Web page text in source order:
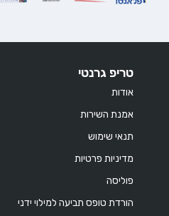
טריפ גרנטי
אודות
אמנת השירות
תנאי שימוש
מדיניות פרטיות
פוליסה
הורדת טופס תביעה למילוי ידני